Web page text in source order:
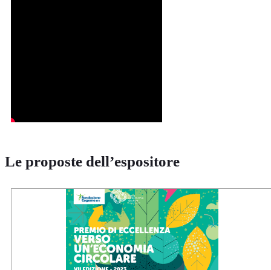
Le proposte dell’espositore